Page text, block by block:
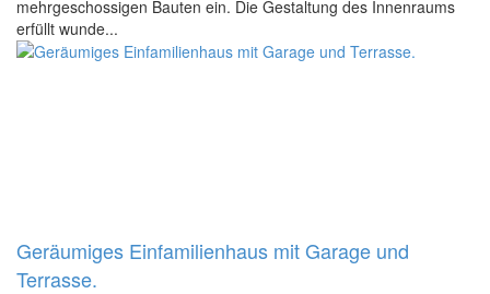
mehrgeschossigen Bauten ein. Die Gestaltung des Innenraums
erfüllt wunde...
Geräumiges Einfamilienhaus mit Garage und
Terrasse.